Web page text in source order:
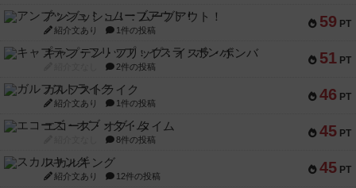
59 PT
アンブッシュ！：ムーブアウト！
紹介文あり 1件の投稿
51 PT
キャプテン・フリップ：イスラ・ボンバ
2件の投稿
46 PT
ガルフストライク
紹介文あり 1件の投稿
45 PT
エコーズ・オブ・タイム
8件の投稿
45 PT
スカルキング
紹介文あり 12件の投稿